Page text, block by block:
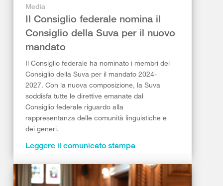
Media
Il Consiglio federale nomina il
Consiglio della Suva per il nuovo
mandato
Il Consiglio federale ha nominato i membri del
Consiglio della Suva per il mandato 2024-
2027. Con la nuova composizione, la Suva
soddisfa tutte le direttive emanate dal
Consiglio federale riguardo alla
rappresentanza delle comunità linguistiche e
dei generi.
Leggere il comunicato stampa